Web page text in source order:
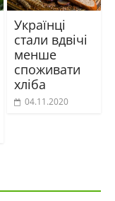
Українці
стали вдвічі
менше
споживати
хліба
04.11.2020